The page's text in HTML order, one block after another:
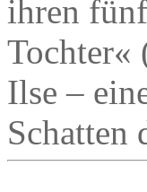
ihren
Tochter«
Ilse –
Schatten